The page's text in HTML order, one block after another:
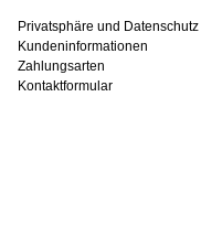
Privatsphäre und Datenschutz
Kundeninformationen
Zahlungsarten
Kontaktformular